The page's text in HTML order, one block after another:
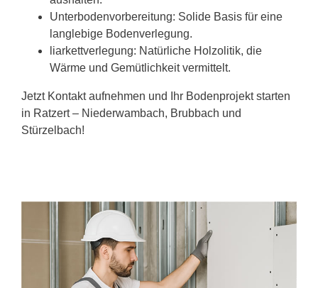
Unterbodenvorbereitung: Solide Basis für eine
langlebige Bodenverlegung.
liarkettverlegung: Natürliche Holzolitik, die
Wärme und Gemütlichkeit vermittelt.
Jetzt Kontakt aufnehmen und Ihr Bodenprojekt starten
in Ratzert – Niederwambach, Brubbach und
Stürzelbach!